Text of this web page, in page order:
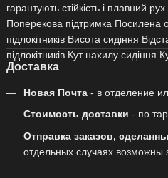
гарантують стійкість і плавний
Поперекова підтримка Посилена
підлокітників Висота сидіння
підлокітників Кут нахилу сидіння
Доставка
Новая Почта - в отделение
Стоимость доставки - по
Отправка заказов,
отдельных случаях возможны